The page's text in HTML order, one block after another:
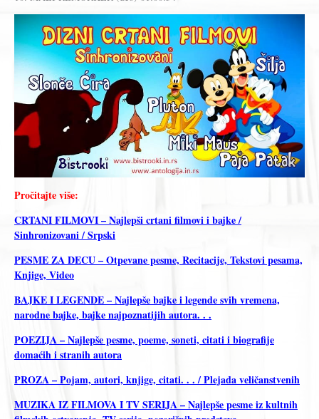
Pročitajte više:
CRTANI FILMOVI – Najlepši crtani filmovi i bajke /
Sinhronizovani / Srpski
PESME ZA DECU – Otpevane pesme, Recitacije, Tekstovi pesama,
Knjige, Video
BAJKE I LEGENDE – Najlepše bajke i legende svih vremena,
narodne bajke, bajke najpoznatijih autora. . .
POEZIJA – Najlepše pesme, poeme, soneti, citati i biografije
domaćih i stranih autora
PROZA – Pojam, autori, knjige, citati. . . / Plejada veličanstvenih
MUZIKA IZ FILMOVA I TV SERIJA – Najlepše pesme iz kultnih